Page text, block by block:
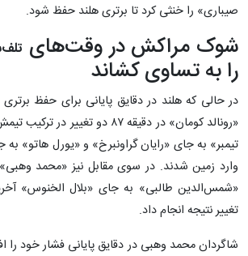
صیباری» را خنثی کرد تا برتری هلند حفظ شود.
شوک مراکش در وقت‌های
را به تساوی کشاند
در حالی که هلند در دقایق پایانی برای حفظ
«رونالد کومان» در دقیقه ۸۷ دو
تیمبر» به جای «رایان گراونبرخ» و «یورل هاتو»
وارد زمین شدند. در سوی مقابل نیز «محمد
«شمس‌الدین طالبی» به جای «بلال الخنوس»
تغییر نتیجه انجام داد.
شاگردان محمد وهبی در دقایق پایانی فشار خود را